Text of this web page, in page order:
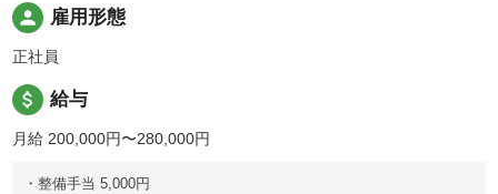
person 雇用形態
正社員
attach_money 給与
月給 200,000円〜280,000円
・整備手当 5,000円